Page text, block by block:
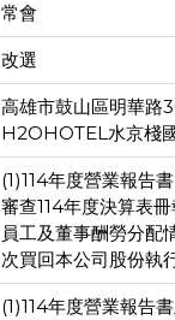
常會
改選
高雄市鼓山區明華路
H2OHOTEL水京棧
(1)114年度營業報告
審查114年度決算表
員工及董事酬勞分配
次買回本公司股份執
(1)114年度營業報告